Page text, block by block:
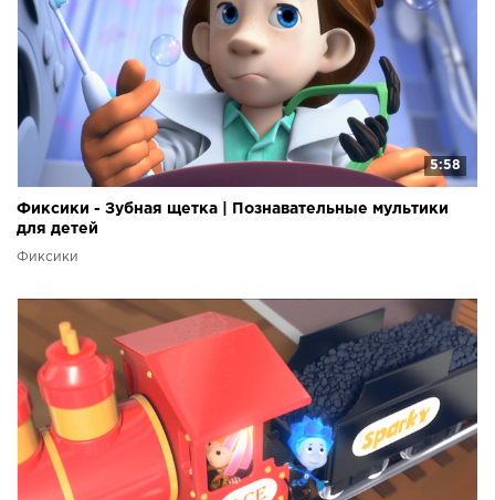
5:58
Фиксики - Зубная щетка | Познавательные мультики
для детей
Фиксики